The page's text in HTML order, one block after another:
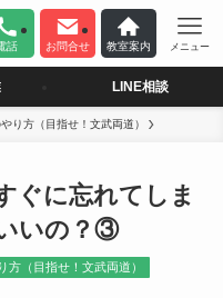
話 お問合せ 教室案内 メニュー
LINE相談
り方（目指せ！文武両道）
ぐに忘れてしま
いの？③
方（目指せ！文武両道）